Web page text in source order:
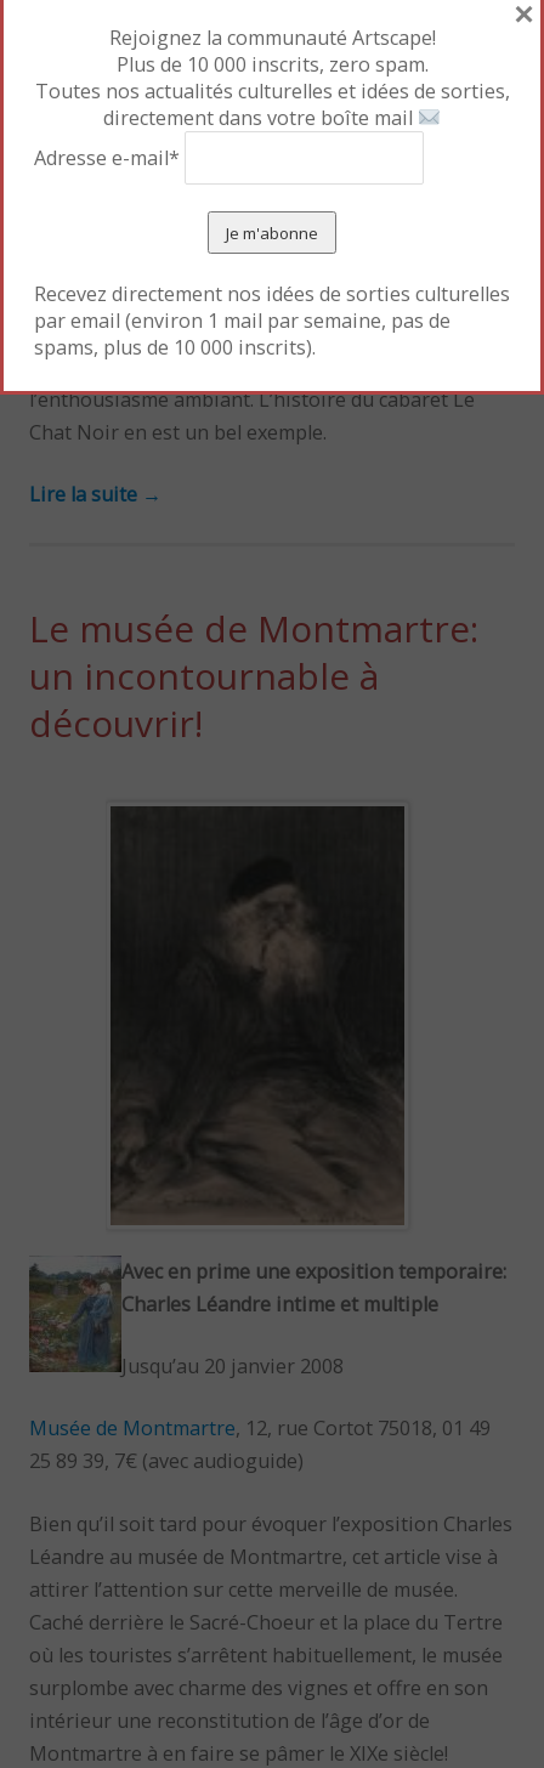
Jusqu’au 13 janvier 2013 –
Prolongation jusqu’au 2 juin
2013
Si la fin du XIXe rime avec « fin de siècle » dans son
sens décadent, le XXe siècle jouit du qualificatif
de »Belle Époque », en raison de l’optimisme et de
l’enthousiasme ambiant. L’histoire du cabaret Le
Chat Noir en est un bel exemple.
Lire la suite →
Le musée de Montmartre:
un incontournable à
découvrir!
Avec en prime une exposition temporaire:
Charles Léandre intime et multiple
Jusqu’au 20 janvier 2008
Musée de Montmartre, 12, rue Cortot 75018, 01 49
25 89 39, 7€ (avec audioguide)
Bien qu’il soit tard pour évoquer l’exposition Charles
Léandre au musée de Montmartre, cet article vise à
attirer l’attention sur cette merveille de musée.
Caché derrière le Sacré-Choeur et la place du Tertre
où les touristes s’arrêtent habituellement, le musée
surplombe avec charme des vignes et offre en son
intérieur une reconstitution de l’âge d’or de
Montmartre à en faire se pâmer le XIXe siècle!
Rejoignez la communauté Artscape!
Plus de 10 000 inscrits, zero spam.
Toutes nos actualités culturelles et idées de sorties,
directement dans votre boîte mail
Adresse e-mail*
Recevez directement nos idées de sorties culturelles
par email (environ 1 mail par semaine, pas de
spams, plus de 10 000 inscrits).
×